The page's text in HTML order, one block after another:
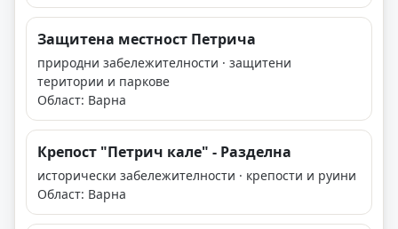
Защитена местност Петрича
природни забележителности · защитени
територии и паркове
Област: Варна
Крепост "Петрич кале" - Разделна
исторически забележителности · крепости и руини
Област: Варна